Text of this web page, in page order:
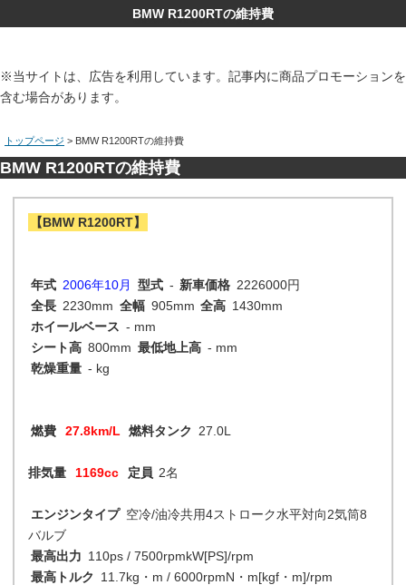
BMW R1200RTの維持費
※当サイトは、広告を利用しています。記事内に商品プロモーションを
含む場合があります。
トップページ > BMW R1200RTの維持費
BMW R1200RTの維持費
【BMW R1200RT】
年式 2006年10月 型式 - 新車価格 2226000円
全長 2230mm 全幅 905mm 全高 1430mm
ホイールベース - mm
シート高 800mm 最低地上高 - mm
乾燥重量 - kg
燃費 27.8km/L 燃料タンク 27.0L
排気量 1169cc 定員 2名
エンジンタイプ 空冷/油冷共用4ストローク水平対向2気筒8
バルブ
最高出力 110ps / 7500rpmkW[PS]/rpm
最高トルク
11.7kg・m / 6000rpmN・m[kgf・m]/rpm